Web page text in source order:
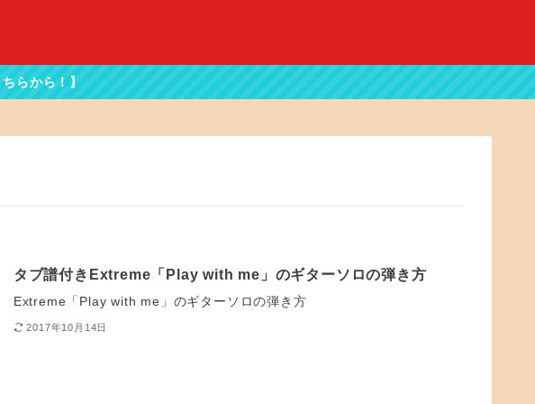
タブ譜付きExtreme「Play with me」のギターソロの弾き方
Extreme「Play with me」のギターソロの弾き方
2017年10月14日